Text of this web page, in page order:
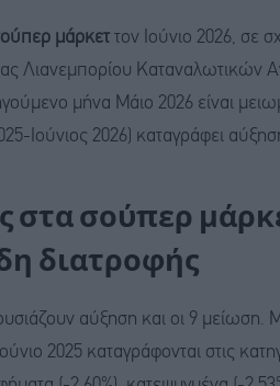
μάρκετ τον Ιούνιο 2026, σε
Λιανεμπορίου Καταναλωτικών
μήνα Μάιο 2026 είναι
Ιούνιος 2026) καταγράφει
στα σούπερ
διατροφής
αύξηση και οι 9 μείωση.
2025 καταγράφονται στις